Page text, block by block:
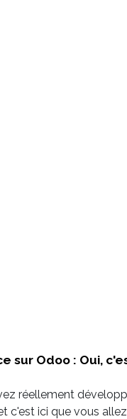
sur Odoo : Oui,
réellement
c'est ici que vous